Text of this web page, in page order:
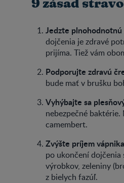
9 zásad
Jedzte plnohodnotnú
dojčenia je zdravé
prijíma. Tiež vám
Podporujte zdravú
bude mať v brušku
Vyhýbajte sa
nebezpečné
camembert.
Zvýšte príjem
po ukončení
výrobkov, zeleniny
z bielych fazúľ.